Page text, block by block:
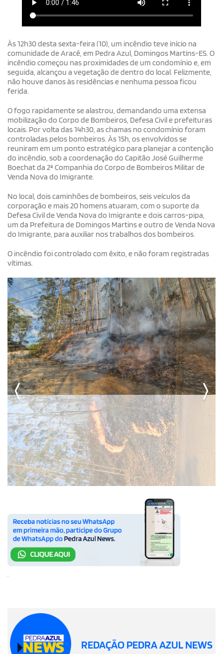
Às 12h30 desta sexta-feira (10), um incêndio teve início na
comunidade de Aracê, em Pedra Azul, Domingos Martins-ES. O
incêndio começou nas proximidades de um condomínio e, em
seguida, alcançou a vegetação de dentro do local. Felizmente,
não houve danos às residências e nenhuma pessoa ficou
ferida.
O fogo rapidamente se alastrou, demandando uma extensa
mobilização do Corpo de Bombeiros, Defesa Civil e prefeituras
locais. Por volta das 14h30, as chamas no condomínio foram
controladas pelos bombeiros. Às 15h, os envolvidos se
reuniram em um ponto estratégico para planejar a contenção
do incêndio, sob a coordenação do Capitão José Guilherme
Boechat da 2ª Companhia do Corpo de Bombeiros Militar de
Venda Nova do Imigrante.
No local, dois caminhões de bombeiros, seis veículos da
corporação e mais 20 homens atuaram, com o suporte da
Defesa Civil de Venda Nova do Imigrante e dois carros-pipa,
um da Prefeitura de Domingos Martins e outro de Venda Nova
do Imigrante, para auxiliar nos trabalhos dos bombeiros.
O incêndio foi controlado com êxito, e não foram registradas
vítimas.
.
REDAÇÃO PEDRA AZUL NEWS